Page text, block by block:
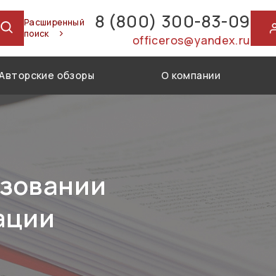
Расширенный
поиск
8 (800) 300-83-09
officeros@yandex.ru
обзоры О компании